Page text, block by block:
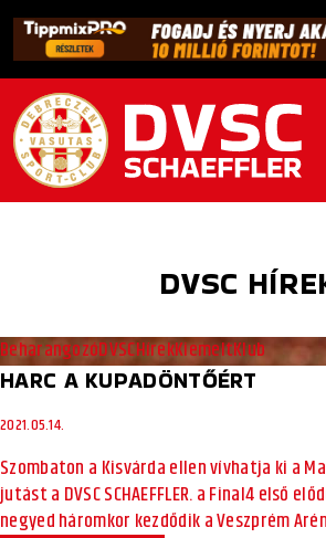
DVSC
BeharangozóDVSCHírekKiemeltKlub
HARC A KUPADÖNTŐÉRT
2021.05.14.
Szombaton a Kisvárda ellen vívhatja ki a
jutást a DVSC SCHAEFFLER. a Final4 első
negyed háromkor kezdődik a Veszprém